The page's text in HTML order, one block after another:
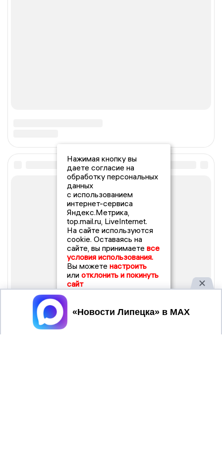
Нажимая кнопку вы
даете согласие на
обработку персональных
данных
с использованием
интернет-сервиса
Яндекс.Метрика,
top.mail.ru, LiveInternet.
На сайте используются
cookie. Оставаясь на
сайте, вы принимаете все
условия использования.
Вы можете настроить
или отклонить и покинуть
сайт
Принять